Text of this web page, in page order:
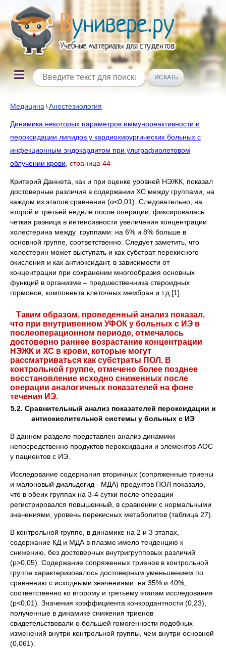
Медицина \Анестезиология
Динамика некоторых параметров иммунореактивности и
пероксидации липидов у кардиохирургических больных с
инфекционным эндокардитом при ультрафиолетовом
облучении крови , страница 44
Критерий Даннета, как и при оценке уровней НЭЖК, показал
достоверные различия в содержании ХС между группами, на
каждом из этапов сравнения (α<0,01). Следовательно, на
второй и третьей неделе после операции, фиксировалась
четкая разница в интенсивности увеличения концентрации
холестерина между группами: на 6% и 8% больше в
основной группе, соответственно. Следует заметить, что
холестерин может выступать и как субстрат перекисного
окисления и как антиоксидант, в зависимости от
концентрации при сохранении многообразия основных
функций в организме – предшественника стероидных
гормонов, компонента клеточных мембран и т.д.[1].
Таким образом, проведенный анализ показал,
что при внутривенном УФОК у больных с ИЭ в
послеоперационном периоде, отмечалось
достоверно раннее возрастание концентрации
НЭЖК и ХС в крови, которые могут
рассматриваться как субстраты ПОЛ. В
контрольной группе, отмечено более позднее
восстановление исходно сниженных после
операции аналогичных показателей на фоне
течения ИЭ.
5.2. Сравнительный анализ показателей пероксидации и
антиокислительной системы у больных с ИЭ
В данном разделе представлен анализ динамики
непосредственно продуктов пероксидации и элементов АОС
у пациентов с ИЭ.
Исследование содержания вторичных (сопряженные триены
и малоновый диальдегид - МДА) продуктов ПОЛ показало,
что в обеих группах на 3-4 сутки после операции
регистрировался повышенный, в сравнении с нормальными
значениями, уровень перекисных метаболитов (таблица 27).
В контрольной группе, в динамике на 2 и 3 этапах,
содержание КД и МДА в плазме имело тенденцию к
снижению, без достоверных внутригрупповых различий
(р>0,05). Содержание сопряженных триенов в контрольной
группе характеризовалось достоверным уменьшением по
сравнению с исходными значениями, на 35% и 40%,
соответственно ко второму и третьему этапам исследования
(р<0,01). Значения коэффициента конкордантности (0,23),
полученные в динамике снижения триенов
свидетельствовали о большей гомогенности подобных
изменений внутри контрольной группы, чем внутри основной
(0,061).